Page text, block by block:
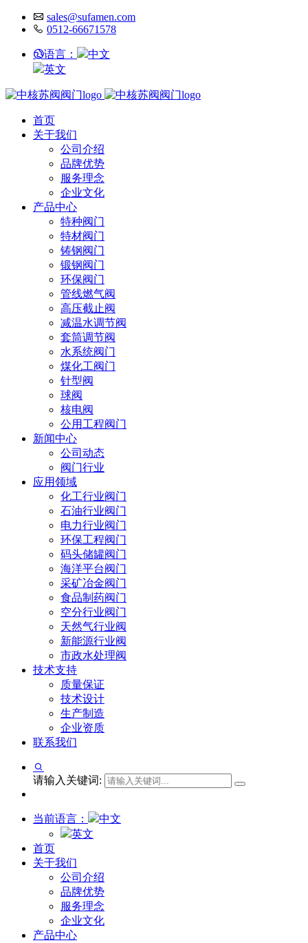
sales@sufamen.com
0512-66671578
语言：
中文
英文
首页
关于我们
公司介绍
品牌优势
服务理念
企业文化
产品中心
特种阀门
特材阀门
铸钢阀门
锻钢阀门
环保阀门
管线燃气阀
高压截止阀
减温水调节阀
套筒调节阀
水系统阀门
煤化工阀门
针型阀
球阀
核电阀
公用工程阀门
新闻中心
公司动态
阀门行业
应用领域
化工行业阀门
石油行业阀门
电力行业阀门
环保工程阀门
码头储罐阀门
海洋平台阀门
采矿冶金阀门
食品制药阀门
空分行业阀门
天然气行业阀
新能源行业阀
市政水处理阀
技术支持
质量保证
技术设计
生产制造
企业资质
联系我们
请输入关键词:
当前语言：
中文
英文
首页
关于我们
公司介绍
品牌优势
服务理念
企业文化
产品中心